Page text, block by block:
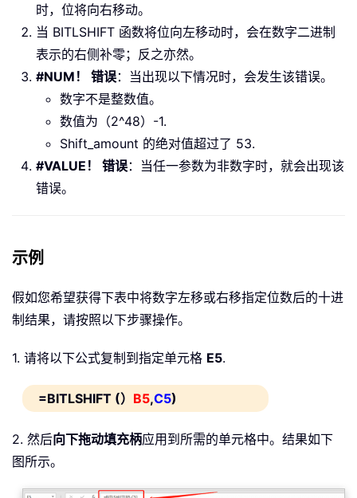
时，位将向右移动。
当 BITLSHIFT 函数将位向左移动时，会在数字二进制
表示的右侧补零；反之亦然。
#NUM！ 错误：当出现以下情况时，会发生该错误。
数字不是整数值。
数值为（2^48）-1.
Shift_amount 的绝对值超过了 53.
#VALUE！ 错误：当任一参数为非数字时，就会出现该
错误。
示例
假如您希望获得下表中将数字左移或右移指定位数后的十进
制结果，请按照以下步骤操作。
1. 请将以下公式复制到指定单元格 E5.
=BITLSHIFT (） B5,C5)
2. 然后向下拖动填充柄应用到所需的单元格中。结果如下
图所示。